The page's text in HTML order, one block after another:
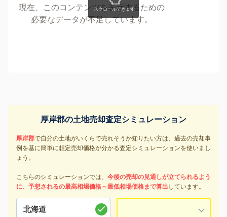
現在、このコンテンツを表示するための
必要なデータが不足しています。
厚岸郡の土地売却査定シミュレーション
厚岸郡で自分の土地がいくらで売れそうか知りたい方は、過去の売却事
例を基に簡単に想定売却価格が分かる査定シミュレーションを使いまし
ょう。
こちらのシミュレーションでは、 今後の売却の見通しが立てられるよう
に、予想されるの最高相場価格～最低相場価格まで算出 しています。